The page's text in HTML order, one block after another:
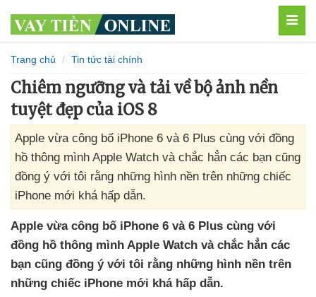
Trang chủ Tin tức tài chính
Chiêm ngưỡng và tải về bộ ảnh nền
tuyệt đẹp của iOS 8
Apple vừa công bố iPhone 6 và 6 Plus cùng với đồng
hồ thông mình Apple Watch và chắc hẳn các bạn cũng
đồng ý với tôi rằng những hình nền trên những chiếc
iPhone mới khá hấp dẫn.
Apple vừa công bố iPhone 6 và 6 Plus cùng với
đồng hồ thông mình Apple Watch và chắc hẳn các
bạn cũng đồng ý với tôi rằng những hình nền trên
những chiếc iPhone mới khá hấp dẫn.